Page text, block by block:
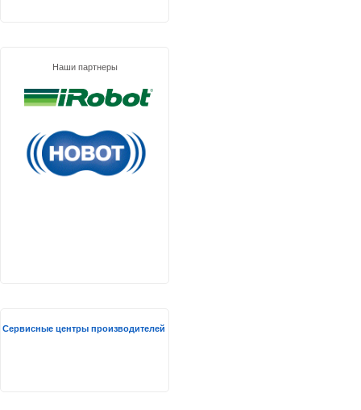
Наши партнеры
Сервисные центры производителей